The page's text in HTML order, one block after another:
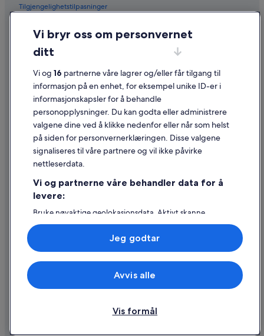
Tilgjengelighetstilpasninger
Juridisk informasjon / kontakt oss
Retningslinjer for innhold og rapportering av innhold
Hjelp
Kontakt oss
Avbestille eller endre bestillingen
Refusjonsprosessen og tidsrammer for refusjon
Internasjonale reisedokumenter
© 2026 Expedia, Inc., et Expedia Group-selskap. Med enerett. Expedia
og flylogoen er varemerker eller registrerte varemerker som tilhører
Vi bryr oss om personvernet
ditt
Vi og 16 partnerne våre lagrer og/eller får tilgang til
informasjon på en enhet, for eksempel unike ID-er i
informasjonskapsler for å behandle
personopplysninger. Du kan godta eller administrere
valgene dine ved å klikke nedenfor eller når som helst
på siden for personvernerklæringen. Disse valgene
signaliseres til våre partnere og vil ikke påvirke
nettleserdata.
Vi og partnerne våre behandler data for å
levere:
Bruke nøyaktige geolokasjonsdata. Aktivt skanne
enhetsegenskaper for identifikasjon. Lagre og/eller få
tilgang til informasjon på en enhet. Personlig tilpasset
annonsering og innhold, annonsering- og
innholdsmåling, publikumsundersøkelser og
tjenesteutvikling.
Liste over partnere (leverandører)
Vis formål
Avvis alle
Jeg godtar